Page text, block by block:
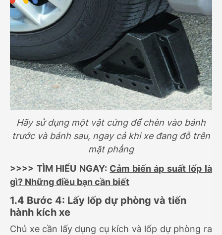
Hãy sử dụng một vật cứng để chèn vào bánh
trước và bánh sau, ngay cả khi xe đang đỗ trên
mặt phẳng
>>>> TÌM HIỂU NGAY: Cảm biến áp suất lốp là
gì? Những điều bạn cần biết
1.4 Bước 4: Lấy lốp dự phòng và tiến
hành kích xe
Chủ xe cần lấy dụng cụ kích và lốp dự phòng ra